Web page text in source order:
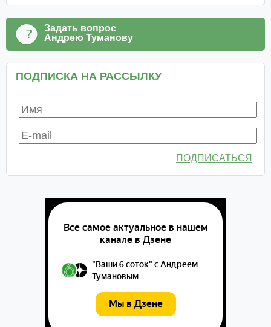
Задать вопрос
Андрею Туманову
ПОДПИСКА НА РАССЫЛКУ
ПОДПИСАТЬСЯ